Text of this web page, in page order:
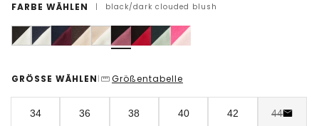
FARBE WÄHLEN | black/dark clouded blush
GRÖSSE WÄHLEN | Größentabelle
34 36 38 40 42 44